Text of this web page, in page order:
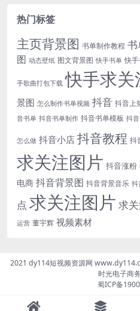
热门标签
主页背景图 书单制作教程 书
图 动态壁纸 图文背景图 快手书单 快
手歌曲打包下载 快手求关
景图 怎么制作书单视频 抖音 抖音上
音书单 抖音书单制作 抖音书单模板 抖
怎么做 抖音小店 抖音教程 抖
求关注图片 抖音涨粉
电商 抖音背景图 抖音背景音乐 抖
点 求关注图片 求
运营 董宇辉 视频素材
2021 dy114短视频资源网
时光电子商
蜀ICP备